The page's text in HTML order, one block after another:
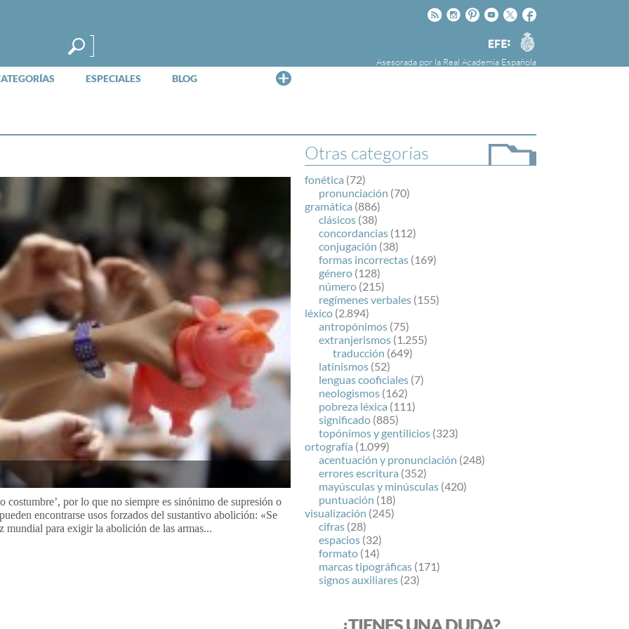
Facebook
Twitter
Youtube
Pinteres
Instagram
Rss
Agencia
EFE
Asesorada por la Real Academia Española
ESPECIALES BLOG
la Agencia Efe y la Real Academia Española,
cuyo objetivo es colaborar con el buen uso del
español en los medios de comunicación y en
Internet.
Otras categorías
fonética (72)
pronunciación (70)
gramática (886)
clásicos (38)
concordancias (112)
conjugación (38)
formas incorrectas (169)
género (128)
número (215)
regímenes verbales (155)
léxico (2.894)
antropónimos (75)
extranjerismos (1.255)
traducción (649)
latinismos (52)
lenguas cooficiales (7)
neologismos (162)
pobreza léxica (111)
significado (885)
topónimos y gentilicios (323)
ortografía (1.099)
acentuación y pronunciación (248)
errores escritura (352)
mayúsculas y minúsculas (420)
puntuación (18)
visualización (245)
cifras (28)
espacios (32)
formato (14)
marcas tipográficas (171)
signos auxiliares (23)
costumbre’, por lo que no siempre es sinónimo de supresión o
encontrarse usos forzados del sustantivo abolición: «Se
mundial para exigir la abolición de las armas...
¿TIENES UNA DUDA?